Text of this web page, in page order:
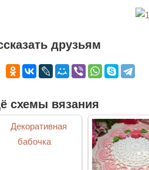
друзьям
схемы вязания